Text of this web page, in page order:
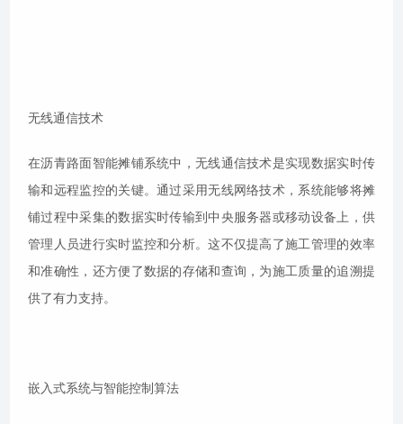
无线通信技术
在沥青路面智能摊铺系统中，无线通信技术是实现数据实时传
输和远程监控的关键。通过采用无线网络技术，系统能够将摊
铺过程中采集的数据实时传输到中央服务器或移动设备上，供
管理人员进行实时监控和分析。这不仅提高了施工管理的效率
和准确性，还方便了数据的存储和查询，为施工质量的追溯提
供了有力支持。
嵌入式系统与智能控制算法